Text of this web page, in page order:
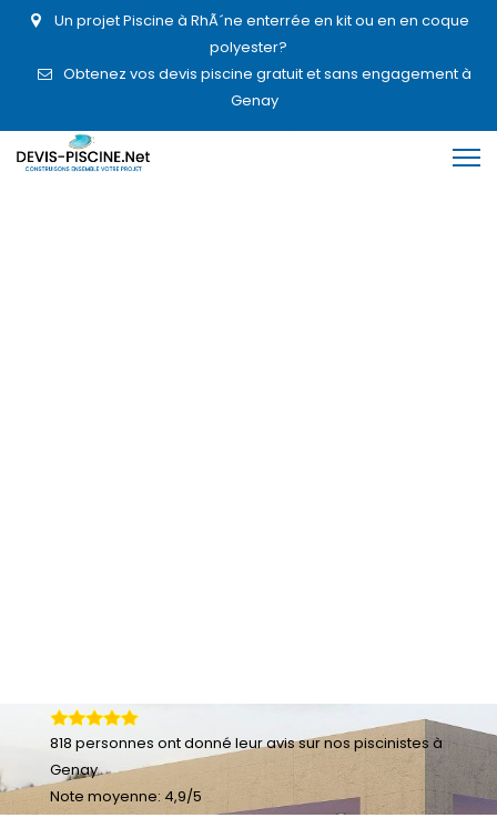
Un projet Piscine à RhÃ´ne enterrée en kit ou en en coque
polyester?
Obtenez vos devis piscine gratuit et sans engagement à
Genay
818 personnes ont donné leuravis sur nos piscinistes à
Genay
Note moyenne: 4,9/5